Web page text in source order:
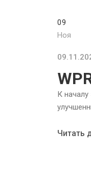
09
Ноя
К началу
Читать